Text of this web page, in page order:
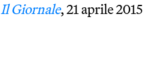
Il Giornale, 21 aprile 2015